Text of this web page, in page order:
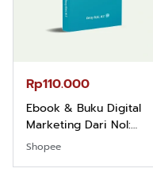
Rp110.000
Ebook & Buku Digital
Marketing Dari Nol:
Fondasi & Mindset untuk
Pemula
Shopee